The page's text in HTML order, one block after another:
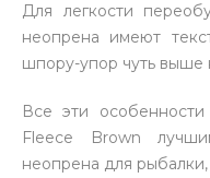
Для легкости
неопрена имеют
шпору-упор чуть выше
Все эти
Fleece Brown
неопрена для